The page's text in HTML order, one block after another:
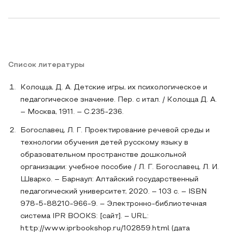
Список литературы
Колоцца, Д. А. Детские игры, их психологическое и
педагогическое значение. Пер. с итал. / Колоцца Д. А.
– Москва, 1911. – С.235-236.
Богославец, Л. Г. Проектирование речевой среды и
технологии обучения детей русскому языку в
образовательном пространстве дошкольной
организации: учебное пособие / Л. Г. Богославец, Л. И.
Шварко. – Барнаул: Алтайский государственный
педагогический университет, 2020. – 103 c. – ISBN
978-5-88210-966-9. – Электронно-библиотечная
система IPR BOOKS: [сайт]. – URL:
http://www.iprbookshop.ru/102859.html (дата